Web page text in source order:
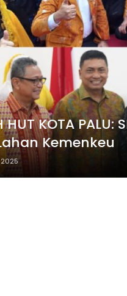
HUT KOTA
Kemenkeu